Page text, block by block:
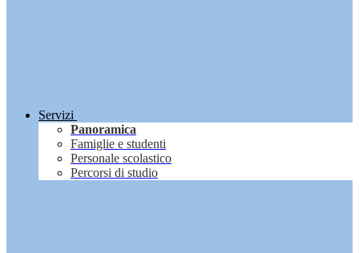
Servizi
Panoramica
Famiglie e studenti
Personale scolastico
Percorsi di studio